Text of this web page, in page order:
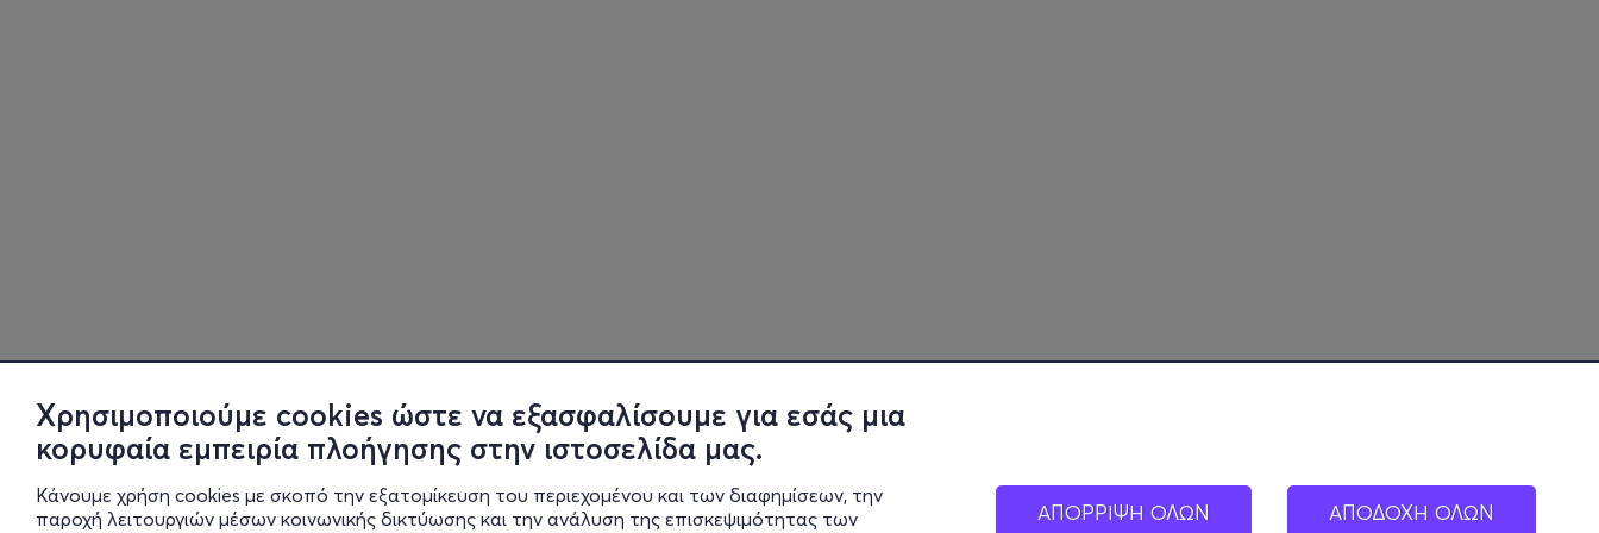
Χρησιμοποιούμε cookies ώστε να εξασφαλίσουμε για εσάς μια
κορυφαία εμπειρία πλοήγησης στην ιστοσελίδα μας.
Κάνουμε χρήση cookies με σκοπό την εξατομίκευση του περιεχομένου και των διαφημίσεων, την
παροχή λειτουργιών μέσων κοινωνικής δικτύωσης και την ανάλυση της επισκεψιμότητας των
ΑΠΟΡΡΙΨΗ ΟΛΩΝ ΑΠΟΔΟΧΗ ΟΛΩΝ